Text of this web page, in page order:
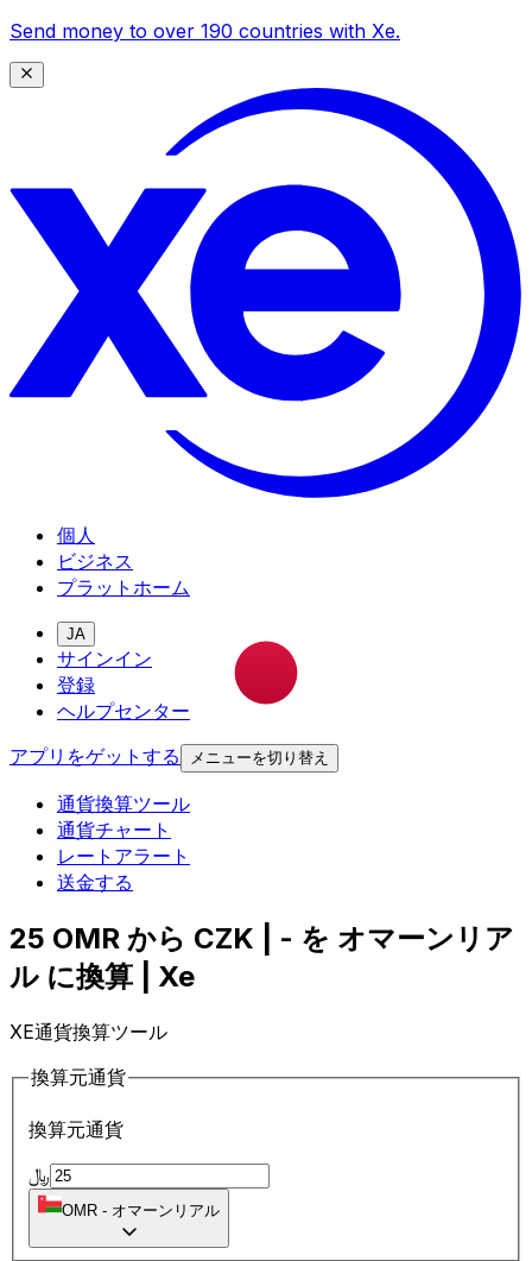
Send money to over 190 countries with Xe.
個人
ビジネス
プラットホーム
JA
サインイン
登録
ヘルプセンター
アプリをゲットする
メニューを切り替え
通貨換算ツール
通貨チャート
レートアラート
送金する
25 OMR から CZK | - を オマーンリア
ル に換算 | Xe
XE通貨換算ツール
換算元通貨
換算元通貨
﷼
OMR - オマーンリアル